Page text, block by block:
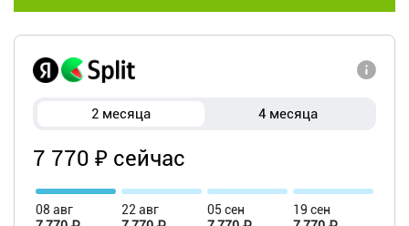
2 месяца 4 месяца
7 770 ₽ сейчас
08 авг
22 авг
05 сен
19 сен